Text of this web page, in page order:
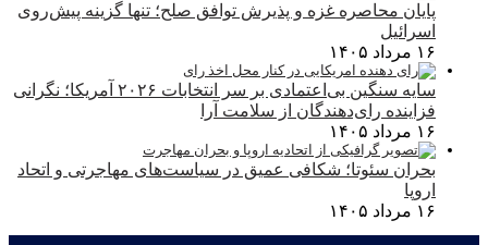
پایان محاصره غزه و پذیرش توافق صلح؛ تنها گزینه پیش‌روی
اسرائیل
۱۶ مرداد ۱۴۰۵
سایه سنگین بی‌اعتمادی بر سر انتخابات ۲۰۲۶ آمریکا؛ نگرانی
فزاینده رای‌دهندگان از سلامت آرا
۱۶ مرداد ۱۴۰۵
بحران سئوتا؛ شکافی عمیق در سیاست‌های مهاجرتی و اتحاد
اروپا
۱۶ مرداد ۱۴۰۵